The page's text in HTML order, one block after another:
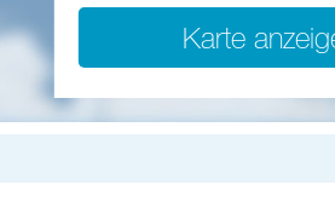
Karte